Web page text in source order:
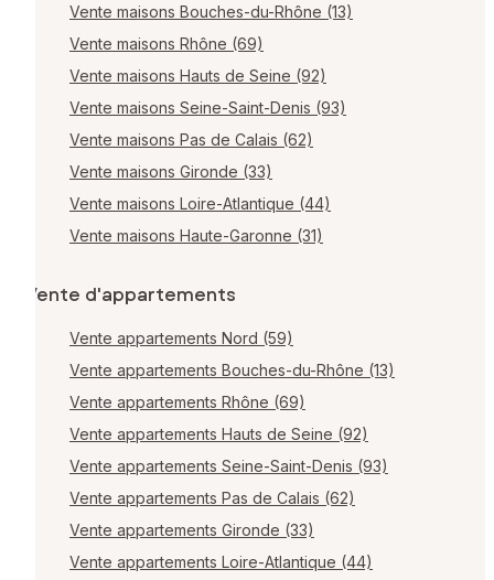
Vente maisons Bouches-du-Rhône (13)
Vente maisons Rhône (69)
Vente maisons Hauts de Seine (92)
Vente maisons Seine-Saint-Denis (93)
Vente maisons Pas de Calais (62)
Vente maisons Gironde (33)
Vente maisons Loire-Atlantique (44)
Vente maisons Haute-Garonne (31)
Vente d'appartements
Vente appartements Nord (59)
Vente appartements Bouches-du-Rhône (13)
Vente appartements Rhône (69)
Vente appartements Hauts de Seine (92)
Vente appartements Seine-Saint-Denis (93)
Vente appartements Pas de Calais (62)
Vente appartements Gironde (33)
Vente appartements Loire-Atlantique (44)